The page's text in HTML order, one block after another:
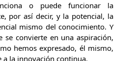
o puede funcionar la
por así decir, y la potencial, la
mismo del conocimiento. Y
se convierte en una aspiración,
hemos expresado, él mismo,
a la innovación continua.